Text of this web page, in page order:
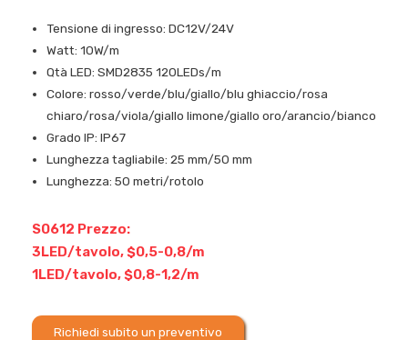
Tensione di ingresso: DC12V/24V
Watt: 10W/m
Qtà LED: SMD2835 120LEDs/m
Colore: rosso/verde/blu/giallo/blu ghiaccio/rosa
chiaro/rosa/viola/giallo limone/giallo oro/arancio/bianco
Grado IP: IP67
Lunghezza tagliabile: 25 mm/50 mm
Lunghezza: 50 metri/rotolo
S0612 Prezzo:
3LED/tavolo, $0,5-0,8/m
1LED/tavolo, $0,8-1,2/m
Richiedi subito un preventivo